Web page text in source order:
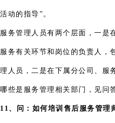
活动的指导”。
服务管理人员有两个层面，一是
服务有关环节和岗位的负责人，
理人员，二是在下属分公司、服
哪些是服务管理相关部门，见问
11、问：如何培训售后服务管理